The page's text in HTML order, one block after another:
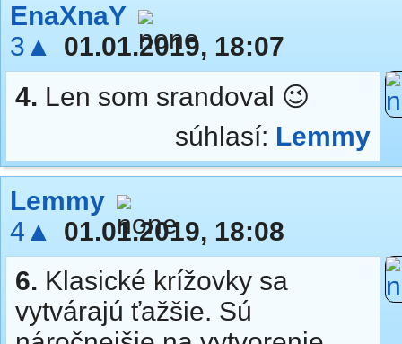
EnaXnaY
3▲
01.01.2019, 18:07
4. Len som srandoval 😉
súhlasí: Lemmy
Lemmy
4▲
01.01.2019, 18:08
6. Klasické krížovky sa
vytvárajú ťažšie. Sú